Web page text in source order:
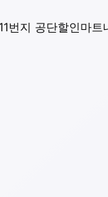
번지 공단할인마트